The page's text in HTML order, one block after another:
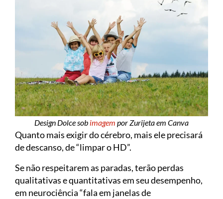
Design Dolce sob imagem por Zurijeta em Canva
Quanto mais exigir do cérebro, mais ele precisará
de descanso, de “limpar o HD”.
Se não respeitarem as paradas, terão perdas
qualitativas e quantitativas em seu desempenho,
em neurociência “fala em janelas de